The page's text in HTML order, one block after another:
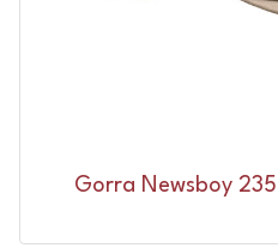
Gorra Newsboy